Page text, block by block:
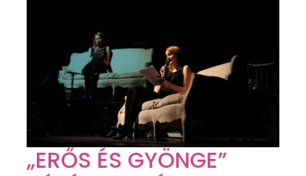
„ERŐS ÉS GYÖNGE”